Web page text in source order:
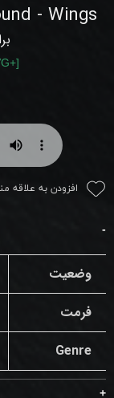
- Wings
+]
افزودن به علاقه
وضعیت
فرمت
Genre